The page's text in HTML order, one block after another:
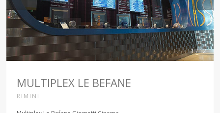
1 / 12
MULTIPLEX LE BEFANE
RIMINI